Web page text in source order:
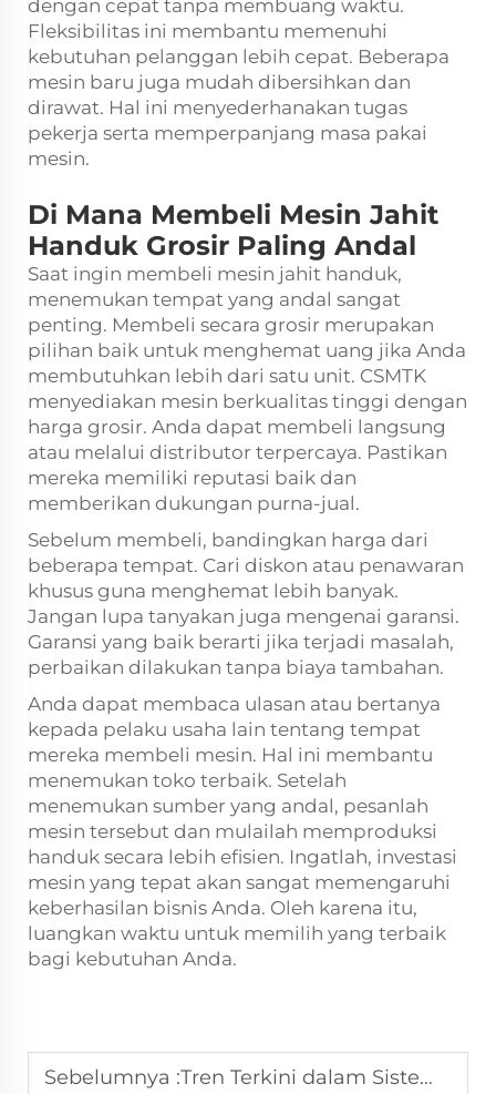
dengan cepat tanpa membuang waktu.
Fleksibilitas ini membantu memenuhi
kebutuhan pelanggan lebih cepat. Beberapa
mesin baru juga mudah dibersihkan dan
dirawat. Hal ini menyederhanakan tugas
pekerja serta memperpanjang masa pakai
mesin.
Di Mana Membeli Mesin Jahit
Handuk Grosir Paling Andal
Saat ingin membeli mesin jahit handuk,
menemukan tempat yang andal sangat
penting. Membeli secara grosir merupakan
pilihan baik untuk menghemat uang jika Anda
membutuhkan lebih dari satu unit. CSMTK
menyediakan mesin berkualitas tinggi dengan
harga grosir. Anda dapat membeli langsung
atau melalui distributor terpercaya. Pastikan
mereka memiliki reputasi baik dan
memberikan dukungan purna-jual.
Sebelum membeli, bandingkan harga dari
beberapa tempat. Cari diskon atau penawaran
khusus guna menghemat lebih banyak.
Jangan lupa tanyakan juga mengenai garansi.
Garansi yang baik berarti jika terjadi masalah,
perbaikan dilakukan tanpa biaya tambahan.
Anda dapat membaca ulasan atau bertanya
kepada pelaku usaha lain tentang tempat
mereka membeli mesin. Hal ini membantu
menemukan toko terbaik. Setelah
menemukan sumber yang andal, pesanlah
mesin tersebut dan mulailah memproduksi
handuk secara lebih efisien. Ingatlah, investasi
mesin yang tepat akan sangat memengaruhi
keberhasilan bisnis Anda. Oleh karena itu,
luangkan waktu untuk memilih yang terbaik
bagi kebutuhan Anda.
Sebelumnya :Tren Terkini dalam Sistem Jahit Sepenuhnya Otomatis